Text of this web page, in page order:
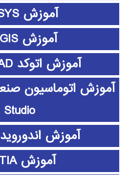
آموزش ANSYS
آموزش ArcGIS
آموزش اتوکد AUTOCAD
Studio
آموزش اندوروید android
آموزش CATIA